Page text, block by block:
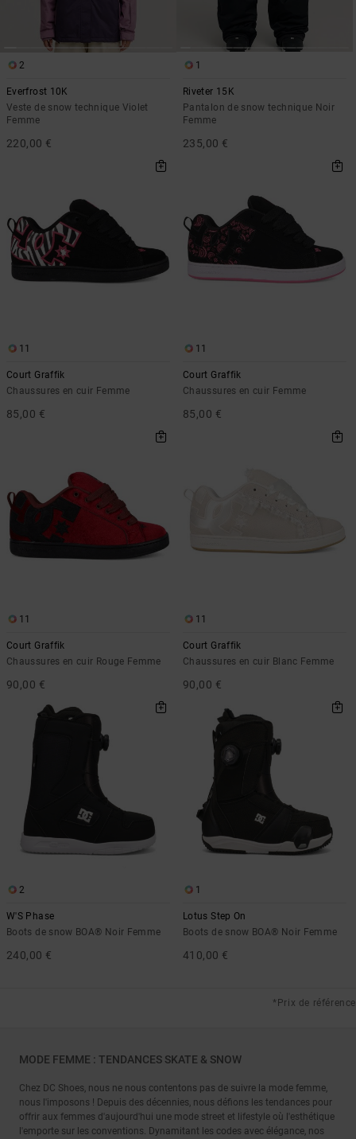
2
Everfrost 10K
Veste de snow technique Violet
Femme
220,00 €
1
Riveter 15K
Pantalon de snow technique Noir
Femme
235,00 €
11
Court Graffik
Chaussures en cuir Femme
85,00 €
11
Court Graffik
Chaussures en cuir Femme
85,00 €
11
Court Graffik
Chaussures en cuir Rouge Femme
90,00 €
11
Court Graffik
Chaussures en cuir Blanc Femme
90,00 €
2
W'S Phase
Boots de snow BOA® Noir Femme
240,00 €
1
Lotus Step On
Boots de snow BOA® Noir Femme
410,00 €
*Prix de référence
MODE FEMME : TENDANCES SKATE & SNOW
Chez DC Shoes, nous ne nous contentons pas de suivre la mode femme,
nous l'imposons ! Depuis des décennies, nous défions les tendances pour
offrir aux femmes d'aujourd'hui une mode street et lifestyle où l'esthétique
l'emporte sur les conventions. Dynamitant les codes avec élégance, nos